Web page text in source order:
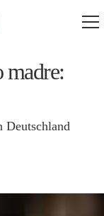
madre:
Deutschland